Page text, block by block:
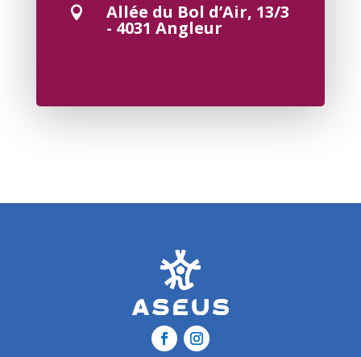
 Allée du Bol d’Air, 13/3
- 4031 Angleur